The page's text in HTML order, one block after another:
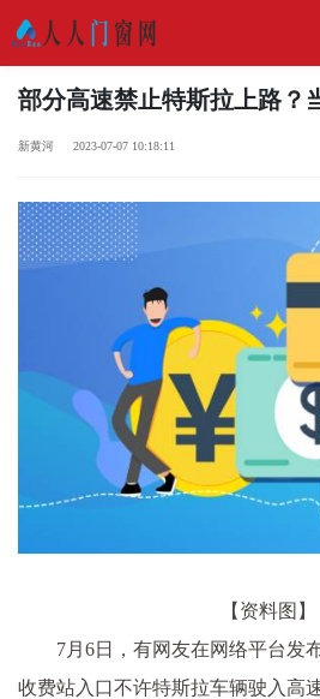
部分高速禁止特斯拉上路？
新黄河 2023-07-07 10:18:11
【资料图】
7月6日，有网友在网络平台发
收费站入口不许特斯拉车辆驶入高